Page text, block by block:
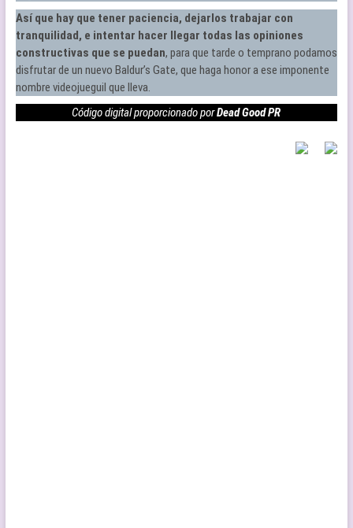
Así que hay que tener paciencia, dejarlos trabajar con
tranquilidad, e intentar hacer llegar todas las opiniones
constructivas que se puedan, para que tarde o temprano podamos
disfrutar de un nuevo Baldur’s Gate, que haga honor a ese imponente
nombre videojueguil que lleva.
Código digital proporcionado porDead Good PR